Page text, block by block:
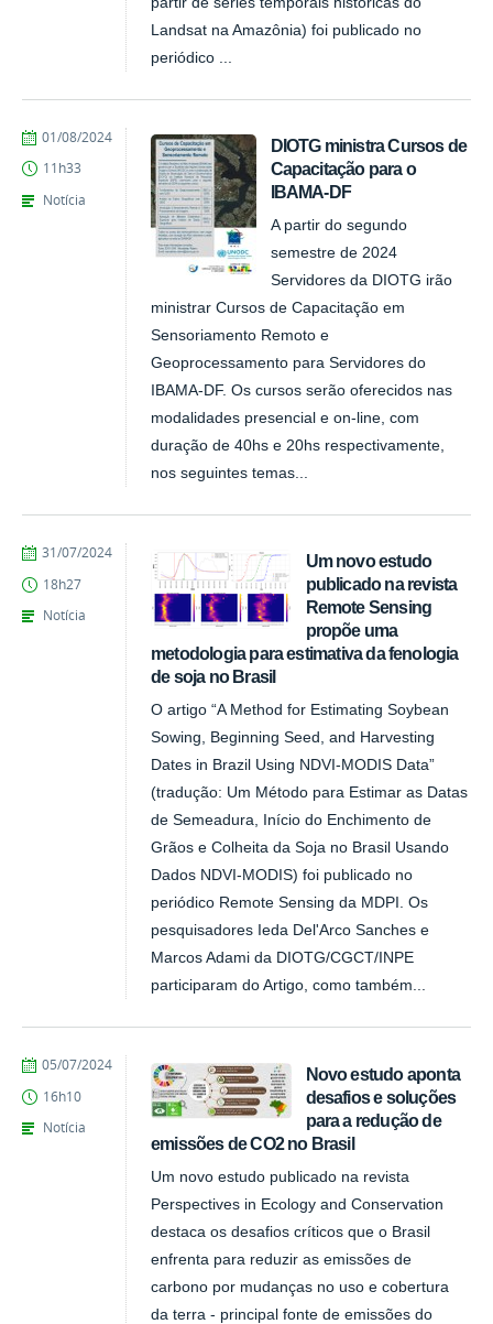
Landsat na Amazônia) foi publicado no
periódico ...
DIOTG ministra Cursos de
Capacitação para o
IBAMA-DF
A partir do segundo
semestre de 2024
Servidores da DIOTG irão
ministrar Cursos de Capacitação em
Sensoriamento Remoto e
Geoprocessamento para Servidores do
IBAMA-DF. Os cursos serão oferecidos nas
modalidades presencial e on-line, com
duração de 40hs e 20hs respectivamente,
nos seguintes temas...
publicado
01/08/2024
11h33
Notícia
Um novo estudo
publicado na revista
Remote Sensing
propõe uma
metodologia para estimativa da fenologia
de soja no Brasil
O artigo “A Method for Estimating Soybean
Sowing, Beginning Seed, and Harvesting
Dates in Brazil Using NDVI-MODIS Data”
(tradução: Um Método para Estimar as Datas
de Semeadura, Início do Enchimento de
Grãos e Colheita da Soja no Brasil Usando
Dados NDVI-MODIS) foi publicado no
periódico Remote Sensing da MDPI. Os
pesquisadores Ieda Del'Arco Sanches e
Marcos Adami da DIOTG/CGCT/INPE
participaram do Artigo, como também...
publicado
31/07/2024
18h27
Notícia
Novo estudo aponta
desafios e soluções
para a redução de
emissões de CO2 no Brasil
Um novo estudo publicado na revista
Perspectives in Ecology and Conservation
destaca os desafios críticos que o Brasil
enfrenta para reduzir as emissões de
carbono por mudanças no uso e cobertura
da terra - principal fonte de emissões do
publicado
05/07/2024
16h10
Notícia